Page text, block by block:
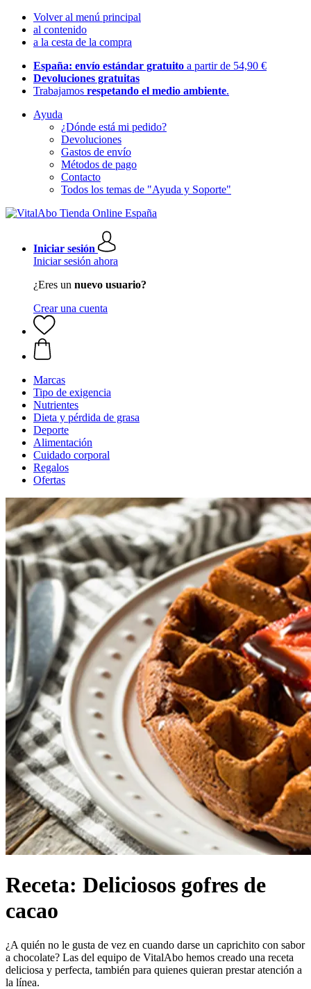
Volver al menú principal
al contenido
a la cesta de la compra
España: envío estándar gratuito a partir de 54,90 €
Devoluciones gratuitas
Trabajamos respetando el medio ambiente.
Ayuda
¿Dónde está mi pedido?
Devoluciones
Gastos de envío
Métodos de pago
Contacto
Todos los temas de "Ayuda y Soporte"
Iniciar sesión
Iniciar sesión ahora
¿Eres un nuevo usuario?
Crear una cuenta
Marcas
Tipo de exigencia
Nutrientes
Dieta y pérdida de grasa
Deporte
Alimentación
Cuidado corporal
Regalos
Ofertas
Receta: Deliciosos gofres de
cacao
¿A quién no le gusta de vez en cuando darse un caprichito con sabor
a chocolate? Las del equipo de VitalAbo hemos creado una receta
deliciosa y perfecta, también para quienes quieran prestar atención a
la línea.